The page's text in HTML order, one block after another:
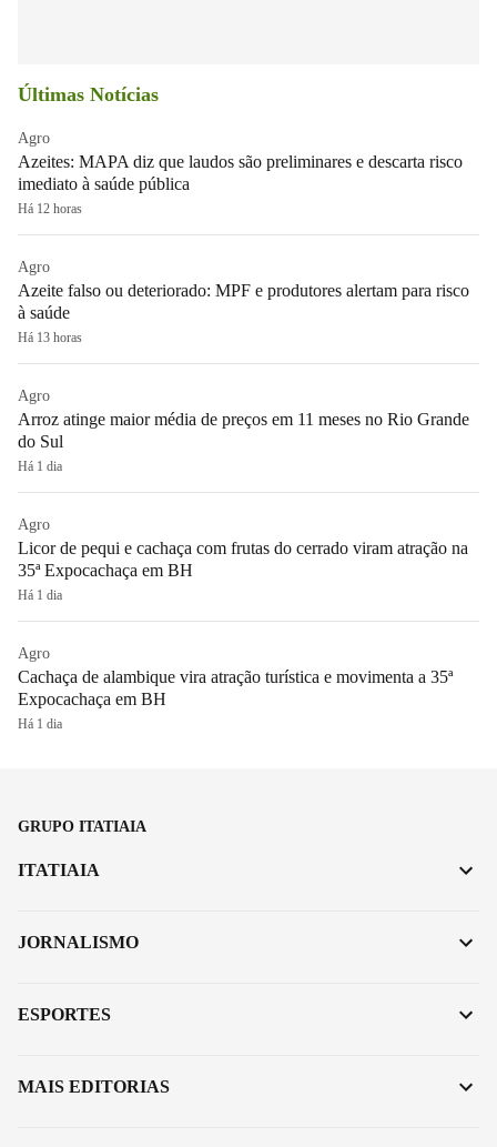
Últimas Notícias
Agro
Azeites: MAPA diz que laudos são preliminares e descarta risco
imediato à saúde pública
Há 12 horas
Agro
Azeite falso ou deteriorado: MPF e produtores alertam para risco
à saúde
Há 13 horas
Agro
Arroz atinge maior média de preços em 11 meses no Rio Grande
do Sul
Há 1 dia
Agro
Licor de pequi e cachaça com frutas do cerrado viram atração na
35ª Expocachaça em BH
Há 1 dia
Agro
Cachaça de alambique vira atração turística e movimenta a 35ª
Expocachaça em BH
Há 1 dia
GRUPO ITATIAIA
ITATIAIA
JORNALISMO
ESPORTES
MAIS EDITORIAS